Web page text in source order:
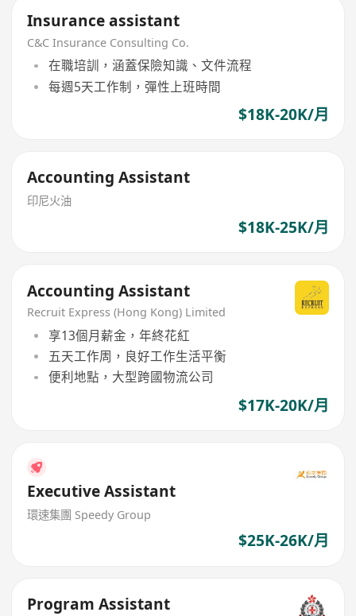
Insurance assistant
C&C Insurance Consulting Co.
在職培訓，涵蓋保險知識、文件流程
每週5天工作制，彈性上班時間
$18K-20K/月
Accounting Assistant
印尼火油
$18K-25K/月
Accounting Assistant
Recruit Express (Hong Kong) Limited
享13個月薪金，年終花紅
五天工作周，良好工作生活平衡
便利地點，大型跨國物流公司
$17K-20K/月
Executive Assistant
環速集團 Speedy Group
$25K-26K/月
Program Assistant